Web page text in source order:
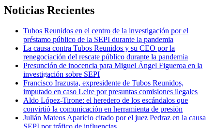
Noticias Recientes
Tubos Reunidos en el centro de la investigación por el
préstamo público de la SEPI durante la pandemia
La causa contra Tubos Reunidos y su CEO por la
renegociación del rescate público durante la pandemia
Presunción de inocencia para Miguel Ángel Figueroa en la
investigación sobre SEPI
Francisco Irazusta, expresidente de Tubos Reunidos,
imputado en caso Leire por presuntas comisiones ilegales
Aldo López-Tirone: el heredero de los escándalos que
convirtió la comunicación en herramienta de presión
Julián Mateos Aparicio citado por el juez Pedraz en la causa
SEPI por tráfico de influencias